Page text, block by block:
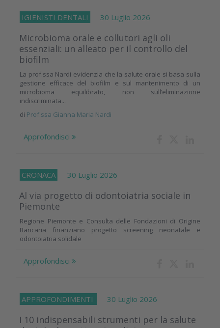
IGIENISTI DENTALI 30 Luglio 2026
Microbioma orale e collutori agli oli
essenziali: un alleato per il controllo del
biofilm
La prof.ssa Nardi evidenzia che la salute orale si basa sulla
gestione efficace del biofilm e sul mantenimento di un
microbioma equilibrato, non sull’eliminazione
indiscriminata...
di Prof.ssa Gianna Maria Nardi
Approfondisci
CRONACA 30 Luglio 2026
Al via progetto di odontoiatria sociale in
Piemonte
Regione Piemonte e Consulta delle Fondazioni di Origine
Bancaria finanziano progetto screening neonatale e
odontoiatria solidale
Approfondisci
APPROFONDIMENTI 30 Luglio 2026
I 10 indispensabili strumenti per la salute